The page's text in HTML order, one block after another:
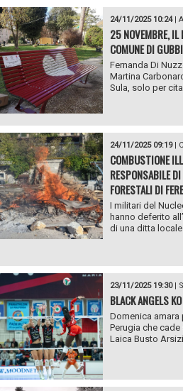
24/11/2025 10:24|
25 NOVEMBRE, IL
COMUNE DI
Fernanda Di
Martina
Sula, solo per
24/11/2025 09:19|
COMBUSTIONE
RESPONSABILE
FORESTALI DI
I militari del
hanno deferito
di una ditta
23/11/2025 19:30|
BLACK ANGELS
Domenica amara
Perugia che
Laica Busto